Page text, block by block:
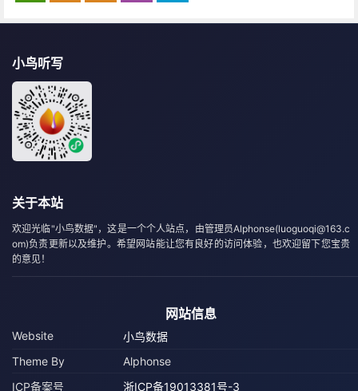
小鸟听写
关于本站
欢迎光临"小鸟数据"，这是一个个人站点，由管理员Alphonse(luoguoqi@163.c
om)负责更新以及维护。希望网站能让您有良好的访问体验，也欢迎留下您宝贵
的意见！
网站信息
Website
小鸟数据
Theme By
Alphonse
ICP备案号
浙ICP备19013381号-3